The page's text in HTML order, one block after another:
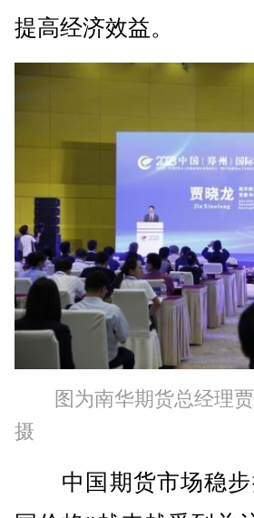
提高经济效益。
图为南华期货总经理
摄
中国期货市场稳步